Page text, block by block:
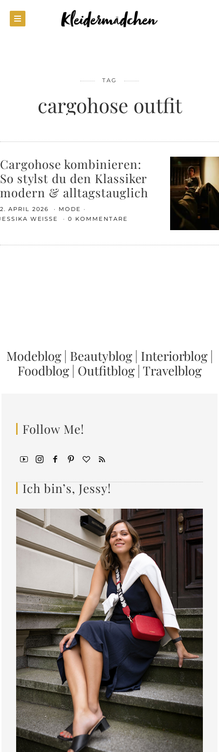
TAG
cargohose outfit
Cargohose kombinieren:
So stylst du den Klassiker
modern & alltagstauglich
2. APRIL 2026
MODE
WEISSE
0 KOMMENTARE
Modeblog| Beautyblog| Interiorblog|
Foodblog| Outfitblog| Travelblog
Follow Me!
Ich bin’s, Jessy!